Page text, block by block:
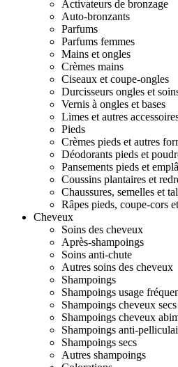
Activateurs de bronzage
Auto-bronzants
Parfums
Parfums femmes
Mains et ongles
Crèmes mains
Ciseaux et coupe-ongles
Durcisseurs ongles et
Vernis à ongles et bases
Limes et autres
Pieds
Crèmes pieds et autres
Déodorants pieds et
Pansements pieds et
Coussins plantaires et
Chaussures, semelles et
Râpes pieds, coupe-cors
Cheveux
Soins des cheveux
Après-shampoings
Soins anti-chute
Autres soins des cheveux
Shampoings
Shampoings usage
Shampoings cheveux secs
Shampoings cheveux
Shampoings anti-
Shampoings secs
Autres shampoings